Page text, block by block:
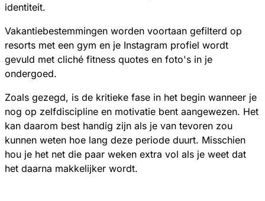
identiteit.
Vakantiebestemmingen worden voortaan gefilterd op
resorts met een gym en je Instagram profiel wordt
gevuld met cliché fitness quotes en foto's in je
ondergoed.
Zoals gezegd, is de kritieke fase in het begin wanneer je
nog op zelfdiscipline en motivatie bent aangewezen. Het
kan daarom best handig zijn als je van tevoren zou
kunnen weten hoe lang deze periode duurt. Misschien
hou je het net die paar weken extra vol als je weet dat
het daarna makkelijker wordt.